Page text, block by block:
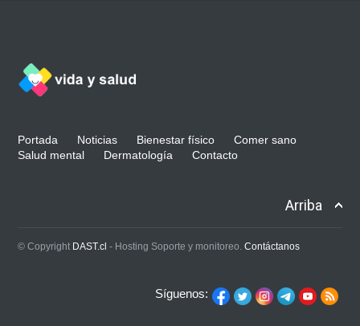
Portada Noticias Bienestar físico
Comer sano
Salud mental
Dermatología Contacto
Arriba
© Copyright DAST.cl - Hosting Soporte y monitoreo.Contáctanos
Síguenos: